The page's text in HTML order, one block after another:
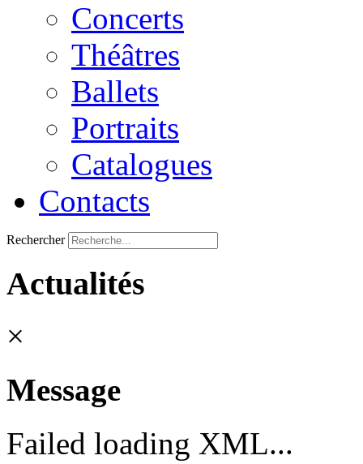
Concerts
Théâtres
Ballets
Portraits
Catalogues
Contacts
Rechercher
Actualités
×
Message
Failed loading XML...